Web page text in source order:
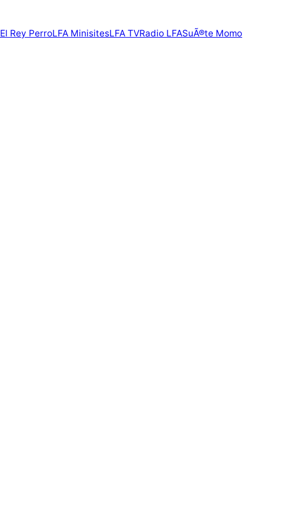
El Rey PerroLFA MinisitesLFA TVRadio LFASuÃ®te Momo